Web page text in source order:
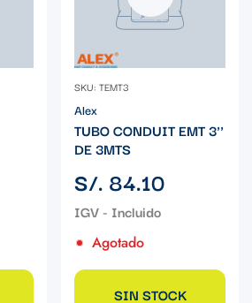
SKU: TEMT3
Alex
TUBO CONDUIT EMT 3''
DE 3MTS
Precio
regular
S/. 84.10
Agotado
SIN STOCK